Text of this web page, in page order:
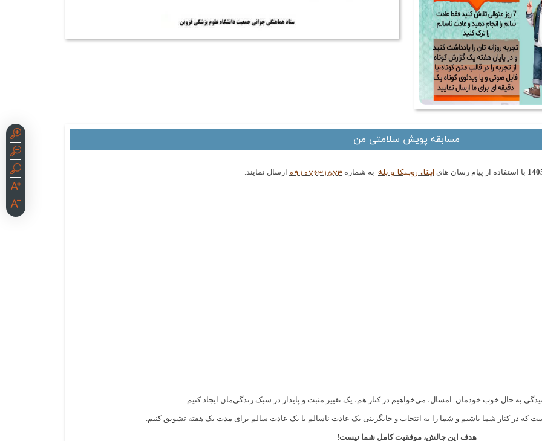
مسابقه پویش سلامتی من
با استفاده از پیام رسان های ایتا، روبیکا و بله به شماره 09107631573 ارسال نمایند
به حال خوب خودمان. امسال، می‌خواهیم در کنار هم، یک تغییر مثبت و پایدار در سبک زندگی‌مان ایجاد کنیم.
هدف این چالش، موفقیت کامل شما نیست!